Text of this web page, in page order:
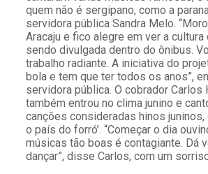
quem não é sergipano, como a
servidora pública Sandra Melo.
Aracaju e fico alegre em ver a cultura
sendo divulgada dentro do ônibus.
trabalho radiante. A iniciativa do
bola e tem que ter todos os anos”,
servidora pública. O cobrador Carlos
também entrou no clima junino e
canções consideradas hinos juninos,
o país do forró’. “Começar o dia
músicas tão boas é contagiante. Dá
dançar”, disse Carlos, com um